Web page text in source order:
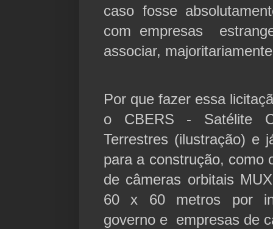
caso fosse
com empresas
associar,
Por que fazer essa
o CBERS - Satélite
Terrestres (ilustração) e
para a construção, como
de câmeras orbitais
60 x 60 metros por
governo e empresas de